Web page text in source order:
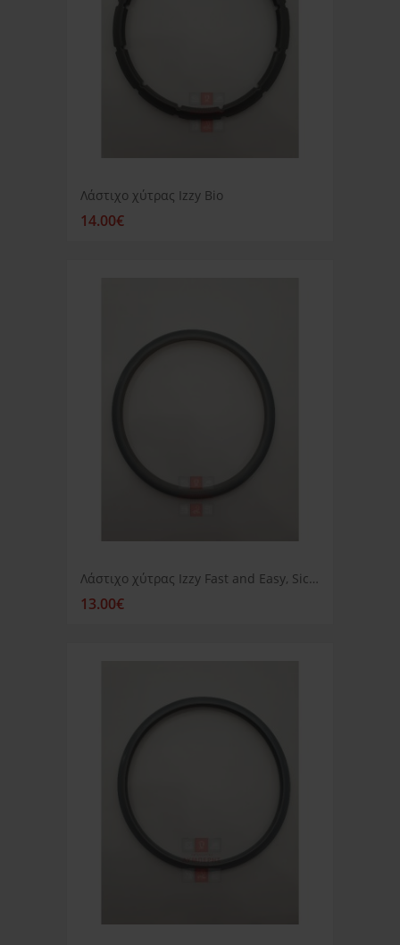
Λάστιχο χύτρας Izzy Bio
14.00€
Λάστιχο χύτρας Izzy Fast and Easy, Sicura και Multicook
13.00€